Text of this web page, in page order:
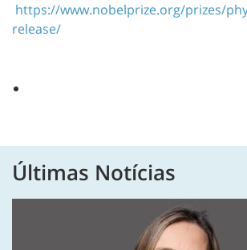
https://www.nobelprize.org/prizes/
release/
Últimas Notícias